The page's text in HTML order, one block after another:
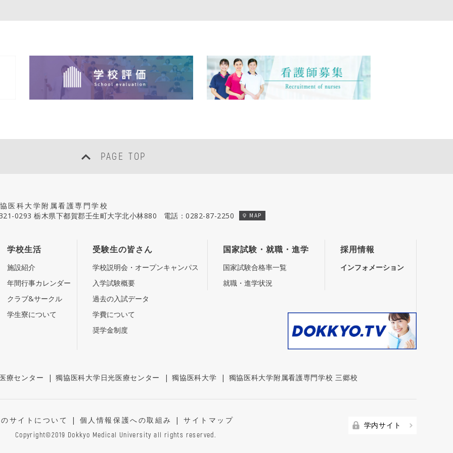
PAGE TOP
医科大学附属看護専門学校
0293 栃木県下都賀郡壬生町大字北小林880
電話： 0282-87-2250 MAP
学校生活
施設紹介
年間行事カレンダー
クラブ&サークル
学生寮について
受験生の皆さん
学校説明会・オープンキャンパス
入学試験概要
過去の入試データ
学費について
奨学金制度
国家試験・就職・進学
国家試験合格率一覧
就職・進学状況
採用情報
インフォメーション
療センター | 獨協医科大学日光医療センター | 獨協医科大学 | 獨協医科大学附属看護専門学校 三郷校
学内サイト
サイトについて | 個人情報保護への取組み |サイトマップ
Copyright©2019 Dokkyo Medical University all rights reserved.